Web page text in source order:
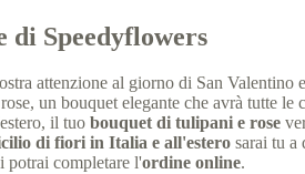
di Speedyflowers
attenzione al giorno di San Valentino
un bouquet elegante che avrà tutte
il tuo bouquet di tulipani e rose
di fiori in Italia e all'esterosarai tu a
potrai completare l'ordine online.